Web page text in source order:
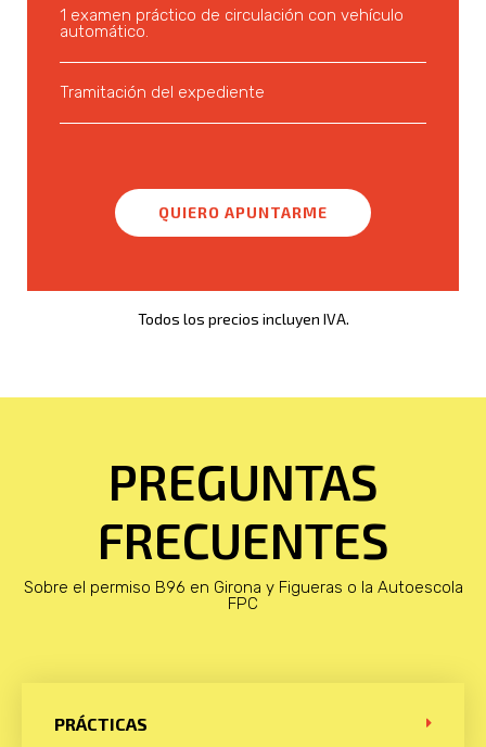
1 examen práctico de circulación con vehículo
automático.
Tramitación del expediente
QUIERO APUNTARME
Todos los precios incluyen IVA.
PREGUNTAS
FRECUENTES
Sobre el permiso B96 en Girona y Figueras o la Autoescola
FPC
PRÁCTICAS